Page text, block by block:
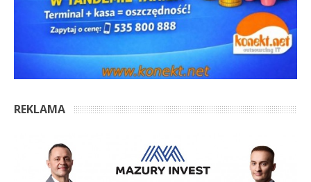
REKLAMA